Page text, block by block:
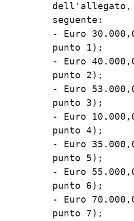
- Euro
- Euro
- Euro
- Euro
- Euro
- Euro
- Euro